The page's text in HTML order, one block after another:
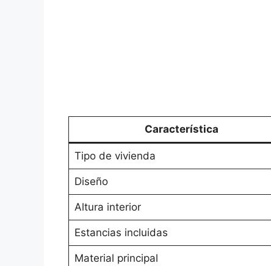
Característica
Tipo de vivienda
Diseño
Altura interior
Estancias incluidas
Material principal